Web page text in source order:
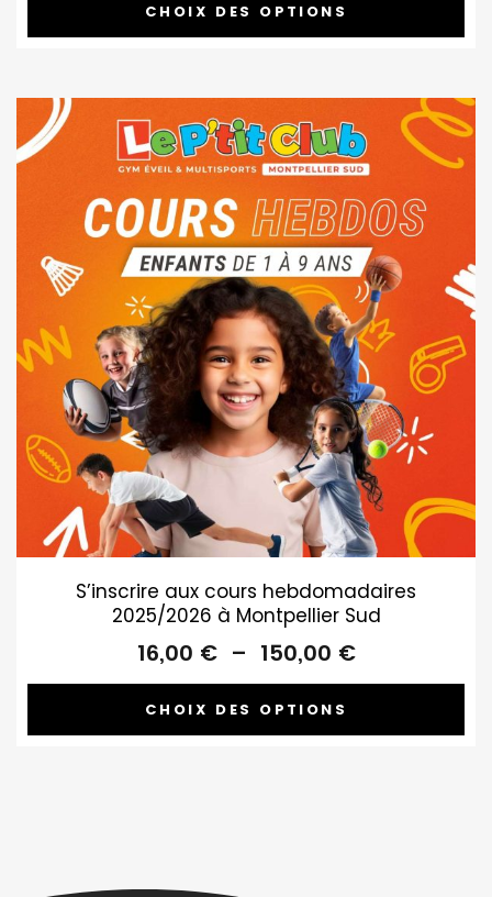
50,00 €
100,00 €
CHOIX DES OPTIONS
S’inscrire aux cours hebdomadaires
2025/2026 à Montpellier Sud
16,00 € – 150,00 €
de
16,00 €
CHOIX DES OPTIONS